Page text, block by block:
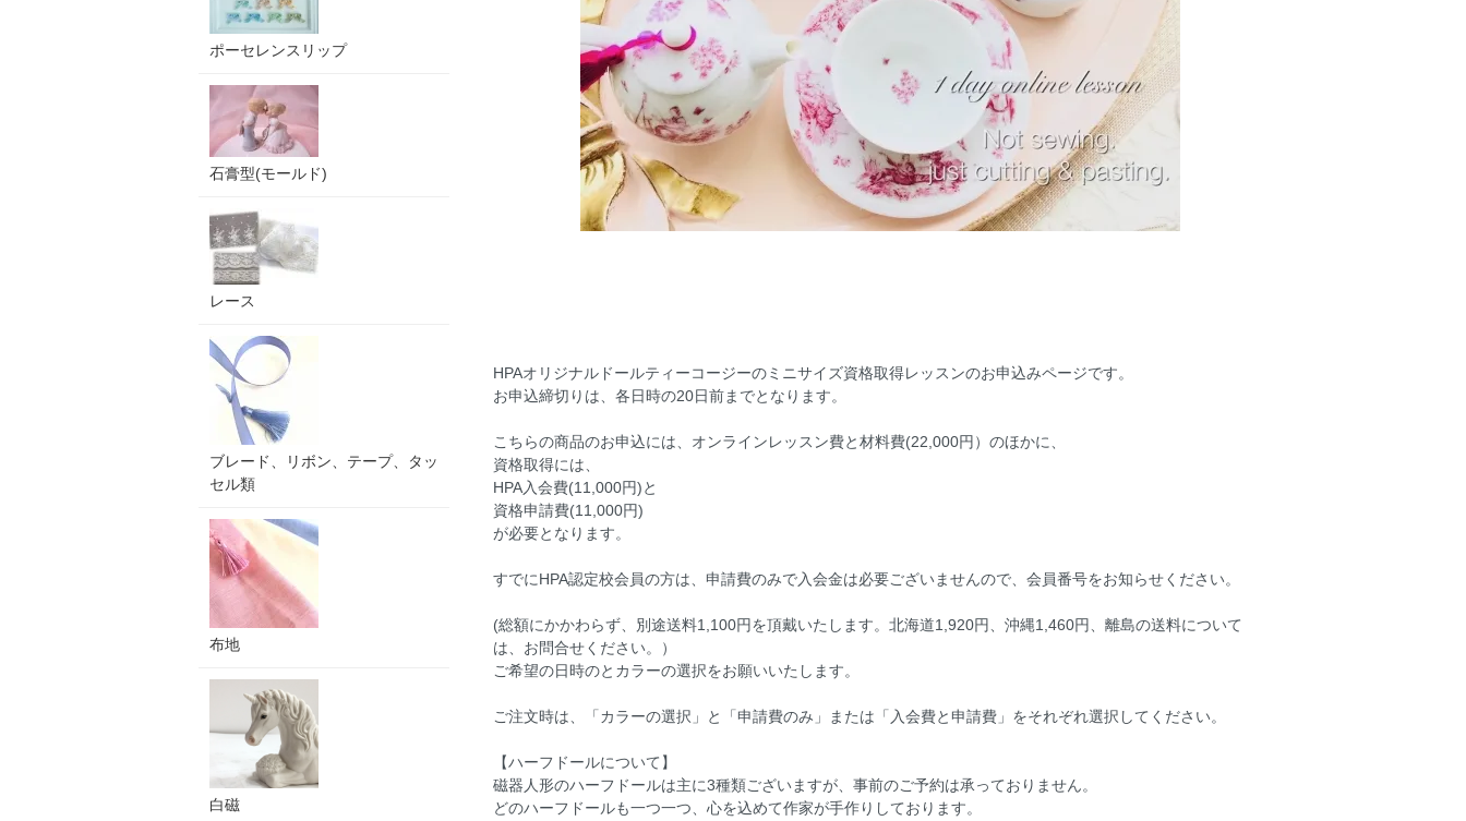
HPAオリジナルドールティーコージーのミニサイズ資格取得レッスンのお申込みページです。
お申込締切りは、各日時の20日前までとなります。
こちらの商品のお申込には、オンラインレッスン費と材料費(22,000円）のほかに、
資格取得には、
HPA入会費(11,000円)と
資格申請費(11,000円)
が必要となります。
すでにHPA認定校会員の方は、申請費のみで入会金は必要ございませんので、会員番号をお知らせください。
(総額にかかわらず、別途送料1,100円を頂戴いたします。北海道1,920円、沖縄1,460円、離島の送料について
は、お問合せください。）
ご希望の日時のとカラーの選択をお願いいたします。
ご注文時は、「カラーの選択」と「申請費のみ」または「入会費と申請費」をそれぞれ選択してください。
【ハーフドールについて】
磁器人形のハーフドールは主に3種類ございますが、事前のご予約は承っておりません。
どのハーフドールも一つ一つ、心を込めて作家が手作りしております。
ポーセレンスリップ
石膏型(モールド)
レース
ブレード、リボン、テープ、タッ
セル類
布地
白磁